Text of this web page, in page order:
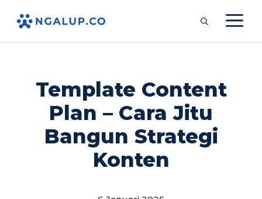
isi
Template Content
Plan – Cara Jitu
Bangun Strategi
Konten